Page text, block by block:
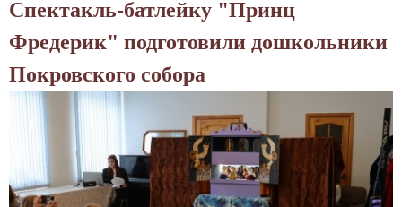
л
у
с
т
и
а
н
я
е
н
а
П
е
п
о
в
а
т
Cпектакль-батлейку "Принц
Фредерик" подготовили дошкольники
Покровского собора